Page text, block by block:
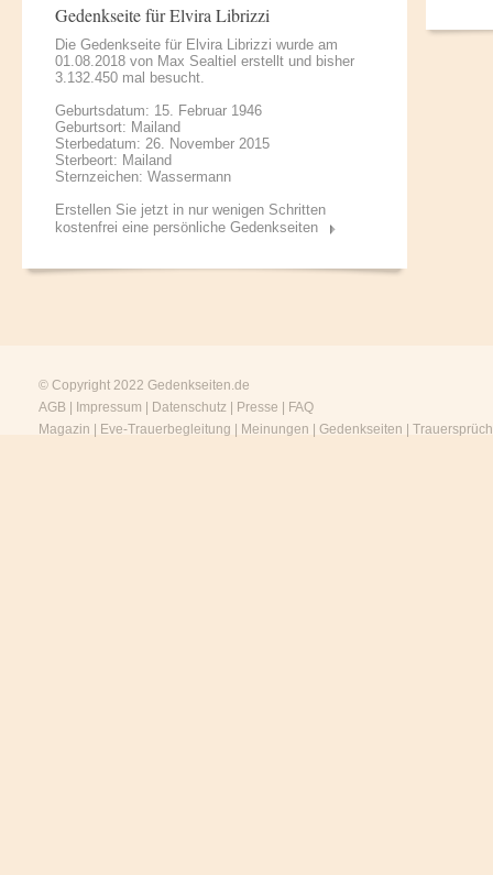
Gedenkseite für Elvira Librizzi
Die Gedenkseite für Elvira Librizzi wurde am
01.08.2018 von Max Sealtiel erstellt und bisher
3.132.450 mal besucht.
Geburtsdatum: 15. Februar 1946
Geburtsort: Mailand
Sterbedatum: 26. November 2015
Sterbeort: Mailand
Sternzeichen: Wassermann
Erstellen Sie jetzt in nur wenigen Schritten
kostenfrei eine persönliche Gedenkseiten
© Copyright 2022 Gedenkseiten.de
AGB
Impressum Datenschutz Presse
FAQ
Magazin
Eve-Trauerbegleitung Meinungen Gedenkseiten